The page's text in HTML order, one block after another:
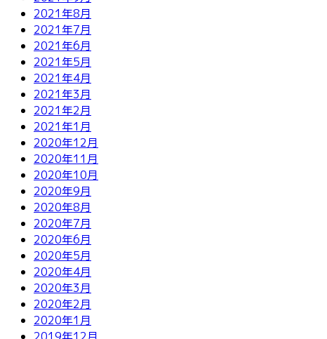
2021年8月
2021年7月
2021年6月
2021年5月
2021年4月
2021年3月
2021年2月
2021年1月
2020年12月
2020年11月
2020年10月
2020年9月
2020年8月
2020年7月
2020年6月
2020年5月
2020年4月
2020年3月
2020年2月
2020年1月